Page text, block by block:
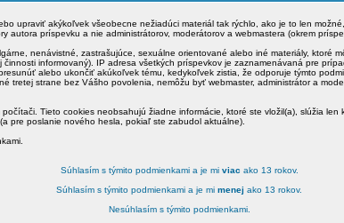
upraviť akýkoľvek všeobecne nežiadúci materiál tak rýchlo, ako je to len
autora príspevku a nie administrátorov, moderátorov a webmastera (okrem
nenávistné, zastrašujúce, sexuálne orientované alebo iné materiály, ktoré
informovaný). IP adresa všetkých príspevkov je zaznamenávaná pre
alebo ukončiť akúkoľvek tému, kedykoľvek zistia, že odporuje týmto
tretej strane bez Vášho povolenia, nemôžu byť webmaster, administrátor a
Tieto cookies neobsahujú žiadne informácie, ktoré ste vložil(a), slúžia
pre poslanie nového hesla, pokiaľ ste zabudol aktuálne).
Súhlasím s týmito podmienkami a je mi viac ako 13 rokov.
Súhlasím s týmito podmienkami a je mi menej ako 13 rokov.
Nesúhlasím s týmito podmienkami.